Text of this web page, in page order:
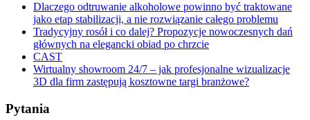
Dlaczego odtruwanie alkoholowe powinno być traktowane
jako etap stabilizacji, a nie rozwiązanie całego problemu
Tradycyjny rosół i co dalej? Propozycje nowoczesnych dań
głównych na elegancki obiad po chrzcie
CAST
Wirtualny showroom 24/7 – jak profesjonalne wizualizacje
3D dla firm zastępują kosztowne targi branżowe?
Pytania